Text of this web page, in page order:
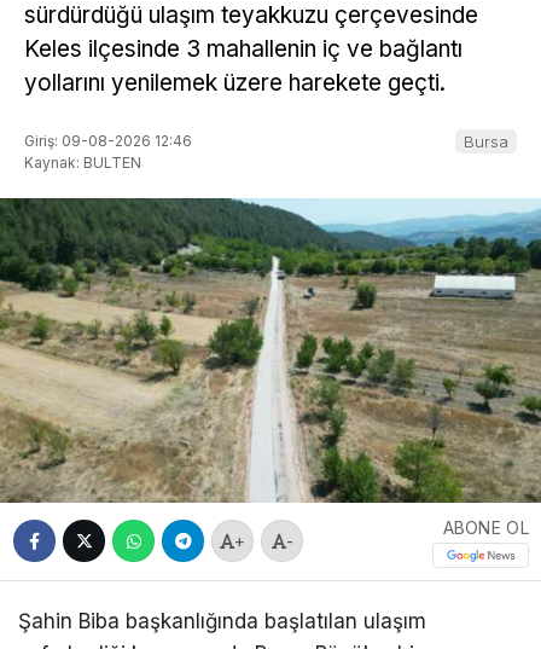
sürdürdüğü ulaşım teyakkuzu çerçevesinde
Keles ilçesinde 3 mahallenin iç ve bağlantı
yollarını yenilemek üzere harekete geçti.
Giriş: 09-08-2026 12:46
Kaynak: BULTEN
Bursa
+ -
ABONE OL
Şahin Biba başkanlığında başlatılan ulaşım